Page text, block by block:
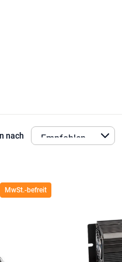
nach
MwSt.-befreit